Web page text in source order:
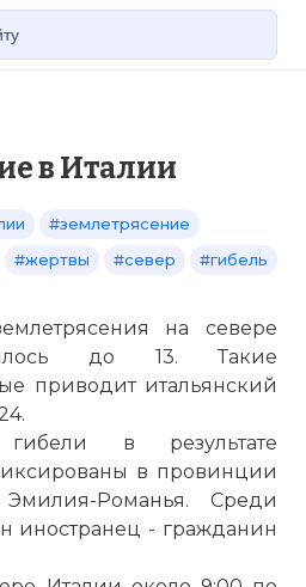
в Италии
#землетрясение
#жертвы #север #гибель
на севере
до 13. Такие
приводит итальянский
в результате
в провинции
Романья. Среди
иностранец - гражданин